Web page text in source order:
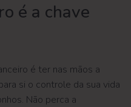
é a chave
é ter nas mãos a
si o controle da sua vida
Não perca a